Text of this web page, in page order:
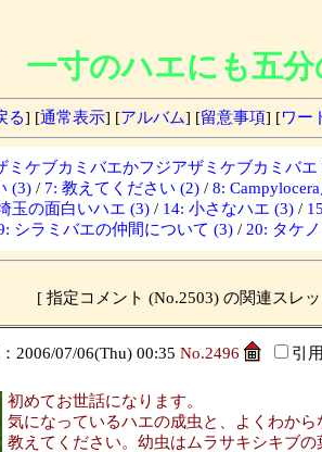
一寸のハエにも五
る] [通常表示] [アルバム] [留意事項] [ワー
ミケブカミバエかフジアザミケブカミバエ
(3) / 7: 教えてください (2) / 8:
玉の面白いハエ (3) / 14: 小さなハエ (3) /
シラミバエの仲間について (3) / 20: タケ
[ 指定コメント (No.2503) の関連スレ
2006/07/06(Thu) 00:35 No.2496 引
初めてお世話になります。
気になっているハエの成虫と、よくわから
教えてください。幼虫はムラサキシキブの